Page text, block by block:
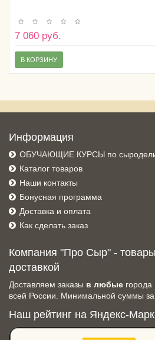
7 060 руб.
В КОРЗИНУ
Информация
ОБУЧАЮЩИЕ КУРСЫ по
Каталог товаров
Наши контакты
Бонусная программа
Доставка и оплата
Как сделать заказ
Компания "Про Сыр" -
доставкой
Доставляем заказы в любые
всей России. Минимальной суммы
Наш рейтинг на Яндекс-